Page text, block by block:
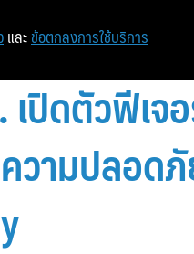
หน้าแรก ท่องเที่ยว
ดตัวฟีเจอ
ามปลอดภั
และ ข้อตกลงการใช้บริการ